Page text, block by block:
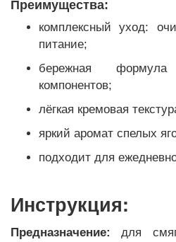
Преимущества:
комплексный уход:
питание;
бережная
компонентов;
лёгкая кремовая
яркий аромат спелых
подходит для
Инструкция:
Предназначение:для